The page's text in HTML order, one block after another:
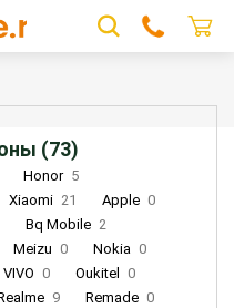
(73)
Honor 5
Xiaomi 21 Apple 0
Bq Mobile 2
Meizu 0 Nokia 0
VIVO 0 Oukitel
0
9 Remade 0